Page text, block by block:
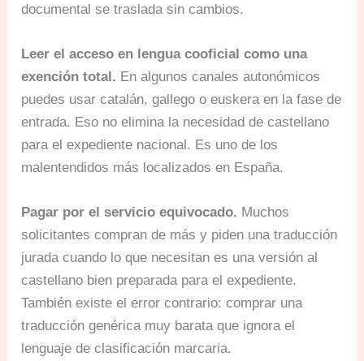
documental se traslada sin cambios.
Leer el acceso en lengua cooficial como una
exención total. En algunos canales autonómicos
puedes usar catalán, gallego o euskera en la fase de
entrada. Eso no elimina la necesidad de castellano
para el expediente nacional. Es uno de los
malentendidos más localizados en España.
Pagar por el servicio equivocado. Muchos
solicitantes compran de más y piden una traducción
jurada cuando lo que necesitan es una versión al
castellano bien preparada para el expediente.
También existe el error contrario: comprar una
traducción genérica muy barata que ignora el
lenguaje de clasificación marcaria.